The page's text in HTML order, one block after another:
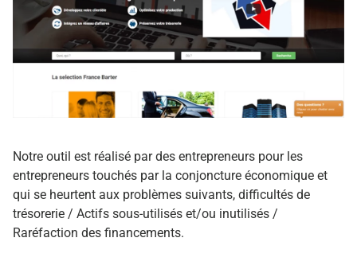
Notre outil est réalisé par des entrepreneurs pour les
entrepreneurs touchés par la conjoncture économique et
qui se heurtent aux problèmes suivants, difficultés de
trésorerie / Actifs sous-utilisés et/ou inutilisés /
Raréfaction des financements.